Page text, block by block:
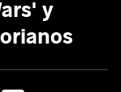
y